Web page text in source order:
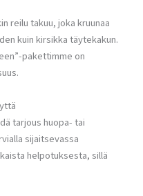
reilu takuu, joka kruunaa
kuin kirsikka täytekakun.
pakettimme on
tarjous huopa- tai
sijaitsevassa
helpotuksesta, sillä